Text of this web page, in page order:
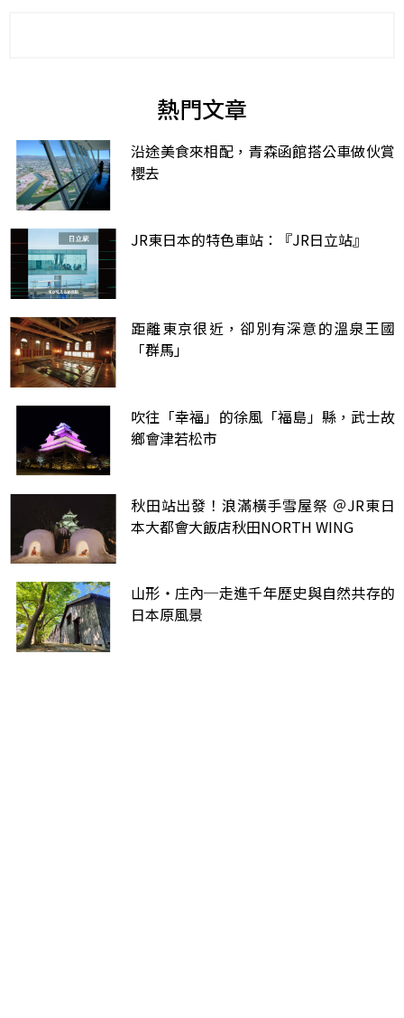
熱門文章
沿途美食來相配，青森函館搭公車做伙賞
櫻去
JR東日本的特色車站：『JR日立站』
距離東京很近，卻別有深意的溫泉王國
「群馬」
吹往「幸福」的徐風「福島」縣，武士故
鄉會津若松市
秋田站出發！浪滿橫手雪屋祭 ＠JR東日
本大都會大飯店秋田NORTH WING
山形・庄內─走進千年歷史與自然共存的
日本原風景